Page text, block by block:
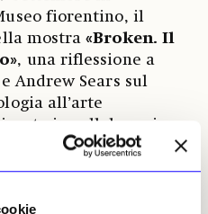
fiorentino, il
mostra«Broken. Il
, una riflessione a
Andrew Sears sul
all’arte
in collaborazione
of Art di Washington a
al 24 gennaio